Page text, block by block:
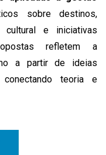
sobre destinos,
cultural e iniciativas
refletem a
a partir de ideias
conectando teoria e